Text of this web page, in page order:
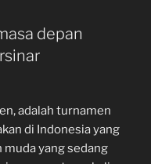
depan
adalah turnamen
di Indonesia yang
yang sedang